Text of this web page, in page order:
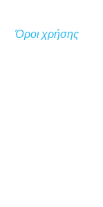
Όροι χρήσης